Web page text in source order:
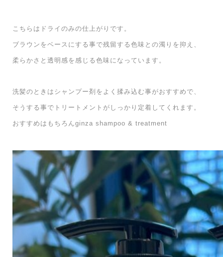
こちらはドライのみの仕上がりです。
ブラウンをベースにする事で残留する色味との濁りを抑え、
柔らかさと透明感を感じる色味になっています。
洗髪のときはシャンプー剤をよく揉み込む事がおすすめで、
そうする事でトリートメントがしっかり定着してくれます。
おすすめはもちろんginza shampoo & treatment